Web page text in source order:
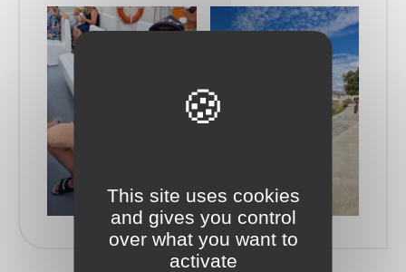
This site uses cookies
and gives you control
over what you want to
activate